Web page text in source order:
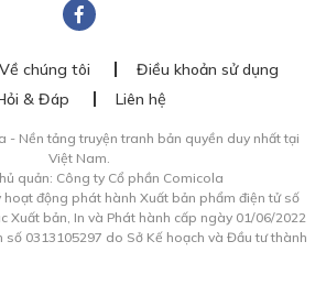
Về chúng tôi
Điều khoản sử dụng
& Đáp
Liên hệ
- Nền tảng truyện tranh bản quyền duy nhất tại
Việt Nam.
quản: Công ty Cổ phần Comicola
hoạt động phát hành Xuất bản phẩm điện tử số
Xuất bản, In và Phát hành cấp ngày 01/06/2022
số 0313105297 do Sở Kế hoạch và Đầu tư thành